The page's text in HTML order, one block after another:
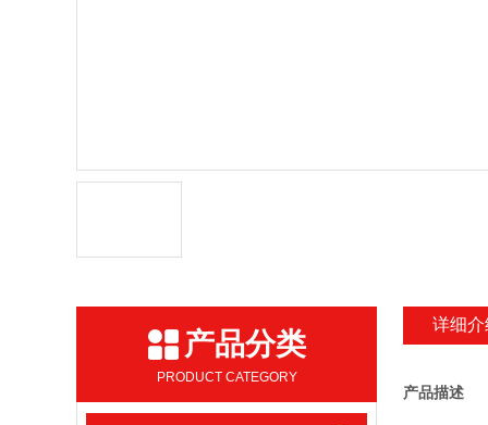
产品分类
PRODUCT CATEGORY
详细介
产品描述